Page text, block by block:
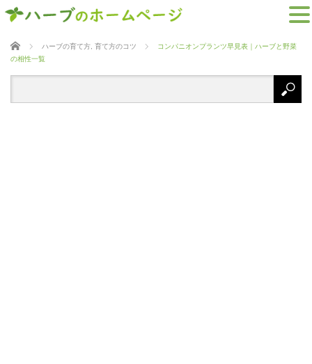
ホーム ハーブの育て方 育て方のコツ
コンパニオンプランツ早見表｜ハーブと野菜
の相性一覧